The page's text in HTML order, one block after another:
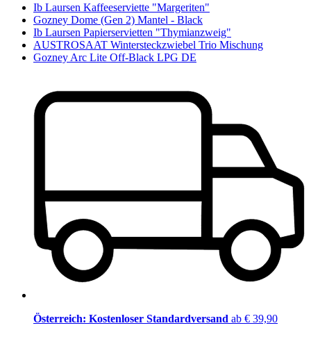
Ib Laursen Kaffeeserviette "Margeriten"
Gozney Dome (Gen 2) Mantel - Black
Ib Laursen Papierservietten "Thymianzweig"
AUSTROSAAT Wintersteckzwiebel Trio Mischung
Gozney Arc Lite Off-Black LPG DE
Österreich: Kostenloser Standardversand ab € 39,90